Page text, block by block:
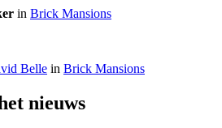
in Brick Mansions
Belle in Brick Mansions
nieuws